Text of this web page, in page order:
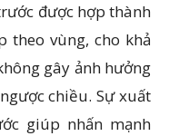
được hợp thành
theo vùng, cho khả
gây ảnh hưởng
chiều. Sự xuất
giúp nhấn mạnh